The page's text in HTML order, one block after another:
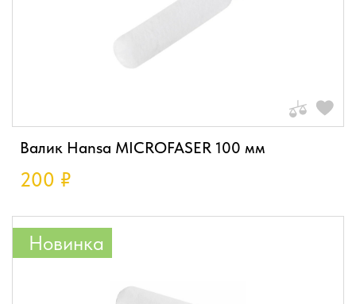
Валик Hansa MICROFASER 100 мм
200 ₽
Новинка